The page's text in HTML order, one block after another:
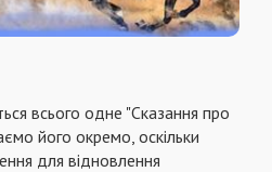
всього одне "Сказання про
його окремо, оскільки
для відновлення